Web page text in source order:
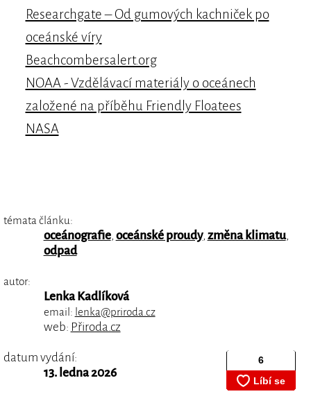
Researchgate – Od gumových kachniček po
oceánské víry
Beachcombersalert.org
NOAA - Vzdělávací materiály o oceánech
založené na příběhu Friendly Floatees
NASA
témata článku:
oceánografie, oceánské proudy, změna klimatu,
odpad
autor:
Lenka Kadlíková
email: lenka@priroda.cz
web: Přiroda.cz
datum vydání:
13. ledna 2026